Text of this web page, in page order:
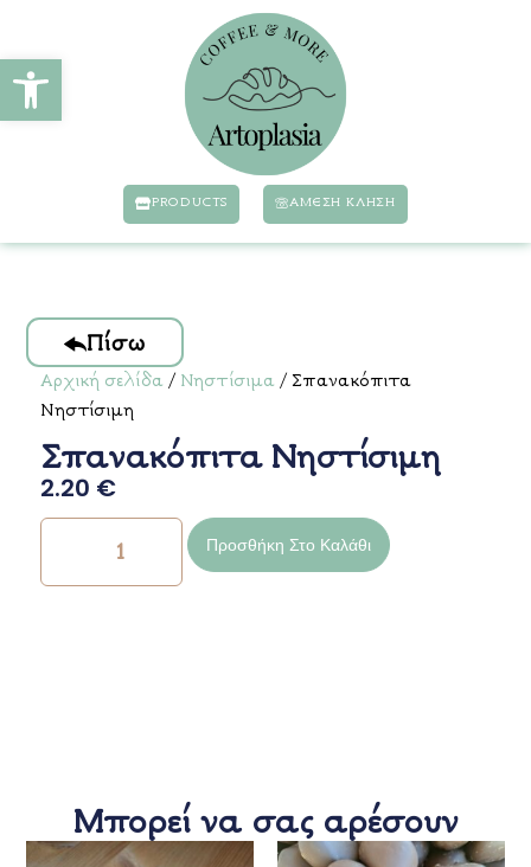
Ανοίξτε τη γραμμή εργαλείων
PRODUCTS ΆΜΕΣΗ ΚΛΗΣΗ
Πίσω
Αρχική σελίδα / Νηστίσιμα / Σπανακόπιτα
Νηστίσιμη
Σπανακόπιτα Νηστίσιμη
2.20 €
Προσθήκη Στο Καλάθι
Μπορεί να σας αρέσουν